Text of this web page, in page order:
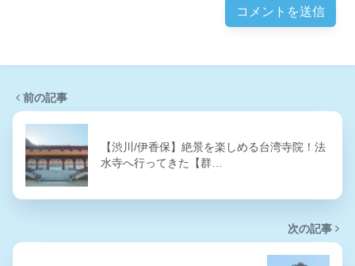
前の記事
【渋川/伊香保】絶景を楽しめる台湾寺院！法
水寺へ行ってきた【群…
次の記事